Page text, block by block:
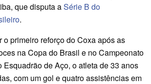
que disputa aSérie B do
.
o primeiro reforço do Coxa após as
na Copa do Brasil e no Campeonato
Esquadrão de Aço, o atleta de 33 anos
com um gol e quatro assistências em